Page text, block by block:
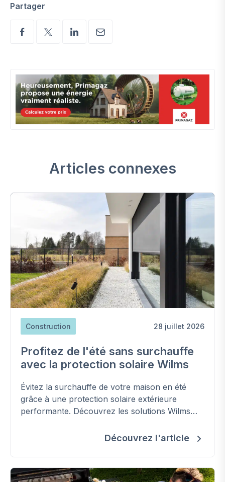
Partager
Articles connexes
Construction 28 juillet 2026
Profitez de l'été sans surchauffe
avec la protection solaire Wilms
Évitez la surchauffe de votre maison en été
grâce à une protection solaire extérieure
performante. Découvrez les solutions Wilms
besoins en climatisation et préserver la
Découvrez l'article